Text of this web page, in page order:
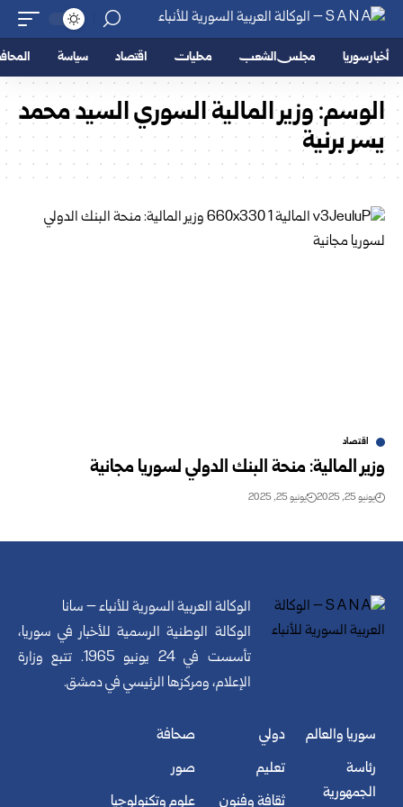
أخبار سوريا مجلس الشعب محليات اقتصاد سياسة
الوسم:وزير المالية السوري السيد محمد
يسر برنية
اقتصاد
وزير المالية: منحة البنك الدولي لسوريا مجانية
يونيو 25, 2025 يونيو 25, 2025
الوكالة العربية السورية للأنباء – سانا
الوكالة الوطنية الرسمية للأخبار في سوريا،
تأسست في 24 يونيو 1965. تتبع وزارة
الإعلام، ومركزها الرئيسي في دمشق.
سوريا والعالم
رئاسة
الجمهورية
دولي
تعليم
ثقافة وفنون
صحافة
صور
علوم وتكنولوجيا